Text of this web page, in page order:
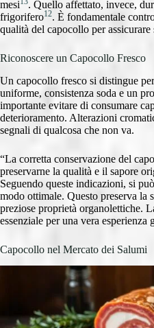
mesi
. Quello affettato, invece,
frigorifero12. È fondamentale
qualità del capocollo per assicurare
Riconoscere un Capocollo Fresco
Un capocollo fresco si distingue
uniforme, consistenza soda e un
importante evitare di consumare
deterioramento. Alterazioni
segnali di qualcosa che non va.
“La corretta conservazione del
preservarne la qualità e il sapore
Seguendo queste indicazioni, si
modo ottimale. Questo preserva la
preziose proprietà organolettiche.
essenziale per una vera esperienza
Capocollo nel Mercato dei Salumi